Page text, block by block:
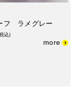
フ ラメグレー
込)